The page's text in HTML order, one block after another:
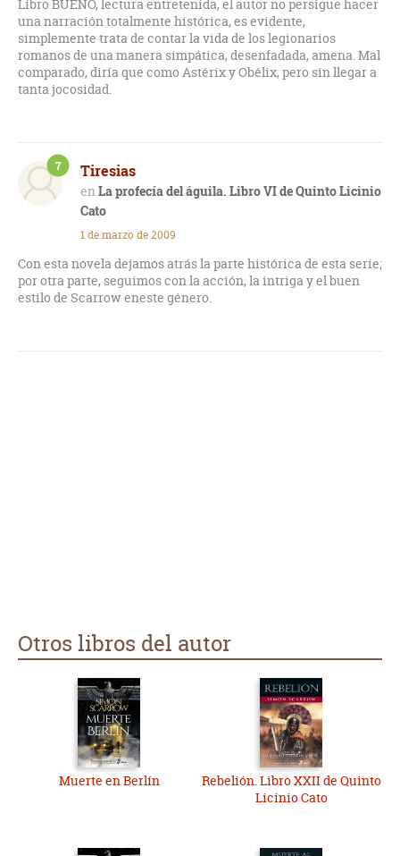
Libro BUENO, lectura entretenida, el autor no persigue hacer
una narración totalmente histórica, es evidente,
simplemente trata de contar la vida de los legionarios
romanos de una manera simpática, desenfadada, amena. Mal
comparado, diría que como Astérix y Obélix, pero sin llegar a
tanta jocosidad.
Tiresias
La profecía del águila. Libro VI de Quinto Licinio
Cato
7
1 de marzo de 2009
Con esta novela dejamos atrás la parte histórica de esta serie;
por otra parte, seguimos con la acción, la intriga y el buen
estilo de Scarrow eneste género.
Otros libros del autor
Muerte en Berlín
Rebelión. Libro XXII de Quinto
Licinio Cato